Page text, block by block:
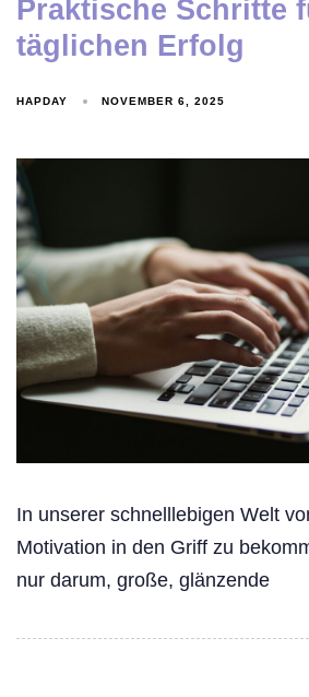
Praktische Schritte
täglichen Erfolg
HAPDAY NOVEMBER 6, 2025
In unserer schnelllebigen Welt
Motivation in den Griff zu
nur darum, große, glänzende